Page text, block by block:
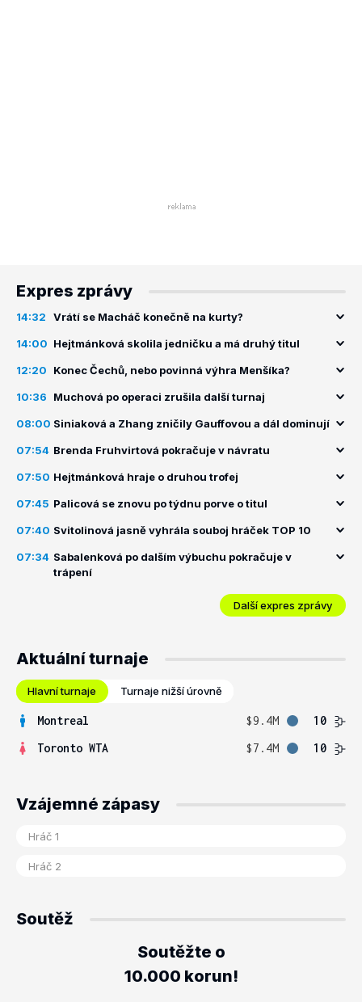
Expres zprávy
14:32 Vrátí se Macháč konečně na kurty?
14:00 Hejtmánková skolila jedničku a má druhý titul
12:20 Konec Čechů, nebo povinná výhra Menšíka?
10:36 Muchová po operaci zrušila další turnaj
08:00 Siniaková a Zhang zničily Gauffovou a dál dominují
07:54 Brenda Fruhvirtová pokračuje v návratu
07:50 Hejtmánková hraje o druhou trofej
07:45 Palicová se znovu po týdnu porve o titul
07:40 Svitolinová jasně vyhrála souboj hráček TOP 10
07:34 Sabalenková po dalším výbuchu pokračuje v
trápení
Další expres zprávy
Aktuální turnaje
Hlavní turnaje Turnaje nižší úrovně
Montreal $9.4M
10
Toronto WTA
$7.4M 10
Vzájemné zápasy
Soutěž
Soutěžte o
10.000 korun!